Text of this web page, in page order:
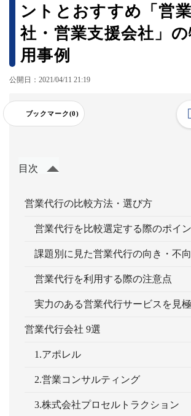
ントとおすすめ「営
社・営業支援会社」
用事例
公開日：2021/04/11 21:19
ブックマーク(0)
目次
営業代行の比較方法・選び方
営業代行を比較選定する際のポイン
課題別に見た営業代行の向き・不
営業代行を利用する際の注意点
実力のある営業代行サービスを見
営業代行会社 9選
1.アポレル
2.営業コンサルティング
3.株式会社プロセルトラクション